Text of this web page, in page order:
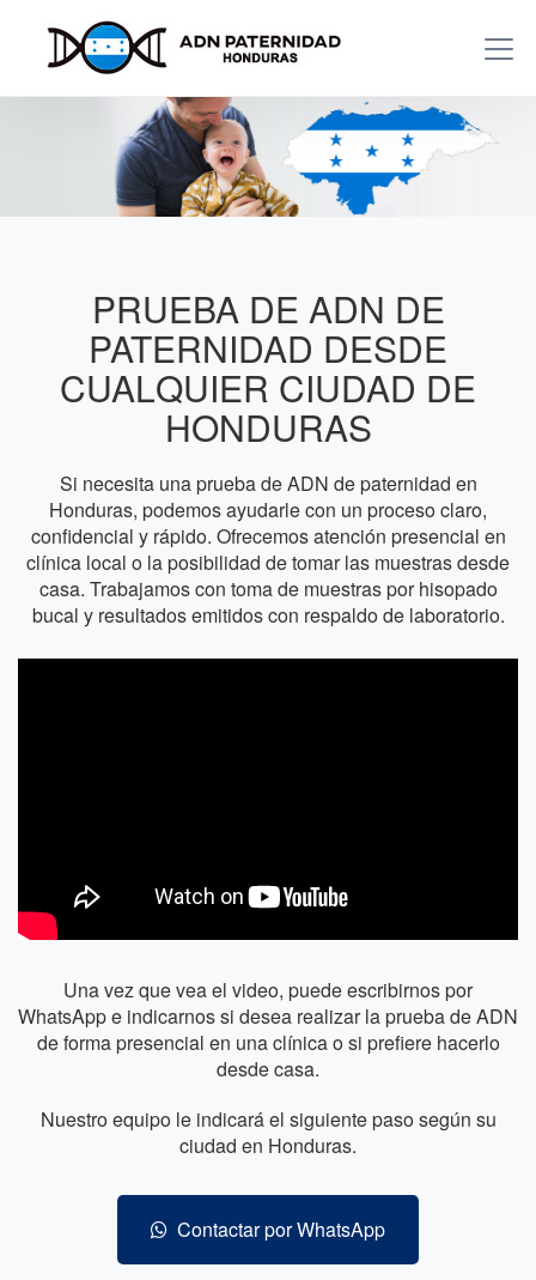
PRUEBA DE ADN DE
PATERNIDAD DESDE
CUALQUIER CIUDAD DE
HONDURAS
Si necesita una prueba de ADN de paternidad en
Honduras, podemos ayudarle con un proceso claro,
confidencial y rápido. Ofrecemos atención presencial en
clínica local o la posibilidad de tomar las muestras desde
casa. Trabajamos con toma de muestras por hisopado
bucal y resultados emitidos con respaldo de laboratorio.
Una vez que vea el video, puede escribirnos por
WhatsApp e indicarnos si desea realizar la prueba de ADN
de forma presencial en una clínica o si prefiere hacerlo
desde casa.
Nuestro equipo le indicará el siguiente paso según su
ciudad en Honduras.
Contactar por WhatsApp